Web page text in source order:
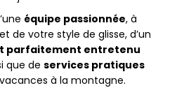
équipe passionnée, à
de votre style de glisse, d’un
parfaitement entretenu
que de services pratiques
à la montagne.